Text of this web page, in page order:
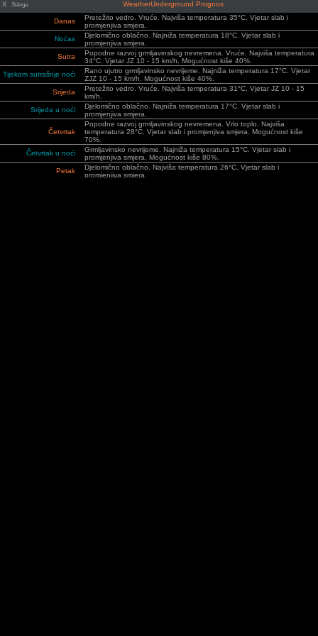
X Stänga WeatherUnderground Prognos
Danas
Pretežito vedro. Vruće. Najviša temperatura 35°C. Vjetar slab i
promjenjiva smjera.
Noćas
Djelomično oblačno. Najniža temperatura 18°C. Vjetar slab i
promjenjiva smjera.
Sutra
Popodne razvoj grmljavinskog nevremena. Vruće. Najviša temperatura
34°C. Vjetar JZ 10 - 15 km/h. Mogućnost kiše 40%.
Tijekom sutrašnje noći
Rano ujutro grmljavinsko nevrijeme. Najniža temperatura 17°C. Vjetar
ZJZ 10 - 15 km/h. Mogućnost kiše 40%.
Srijeda
Pretežito vedro. Vruće. Najviša temperatura 31°C. Vjetar JZ 10 - 15
km/h.
Srijeda u noći
Djelomično oblačno. Najniža temperatura 17°C. Vjetar slab i
promjenjiva smjera.
Četvrtak
Popodne razvoj grmljavinskog nevremena. Vrlo toplo. Najviša
temperatura 28°C. Vjetar slab i promjenjiva smjera. Mogućnost kiše
70%.
Četvrtak u noći
Grmljavinsko nevrijeme. Najniža temperatura 15°C. Vjetar slab i
promjenjiva smjera. Mogućnost kiše 80%.
Petak
Djelomično oblačno. Najviša temperatura 26°C. Vjetar slab i
promjenjiva smjera.